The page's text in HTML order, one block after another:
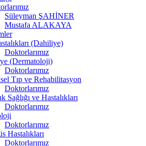
Süleyman ŞAHİNER
Mustafa ALAKAYA
(Dahiliye)
Doktorlarımız
(Dermatoloji)
Doktorlarımız
Tıp ve Rehabilitasyon
Doktorlarımız
Sağlığı ve Hastalıkları
Doktorlarımız
Doktorlarımız
Hastalıkları
Doktorlarımız